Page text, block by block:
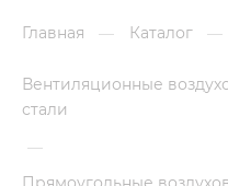
Главная — Каталог —
Вентиляционные
стали
—